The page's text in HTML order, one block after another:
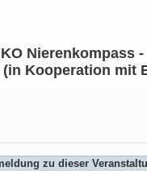
Nierenkompass
Kooperation mit
zu dieser